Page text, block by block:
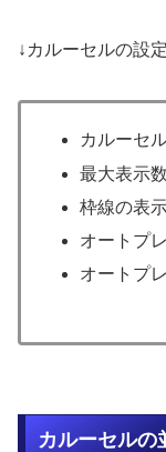
↓カルーセルの設
カルーセ
最大表示数
枠線の表
オートプ
オートプ
カルーセルの